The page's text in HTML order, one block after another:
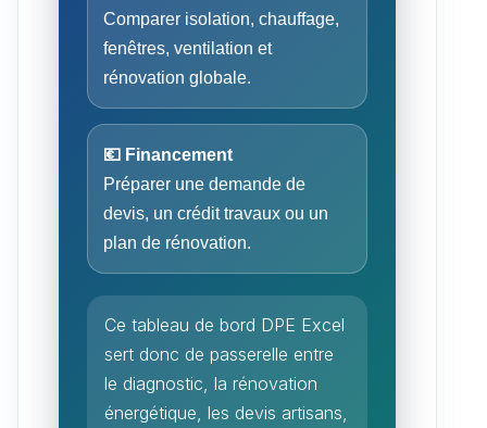
Comparer isolation, chauffage,
fenêtres, ventilation et
rénovation globale.
💶 Financement
Préparer une demande de
devis, un crédit travaux ou un
plan de rénovation.
Ce tableau de bord DPE Excel
sert donc de passerelle entre
le diagnostic, la rénovation
énergétique, les devis artisans,